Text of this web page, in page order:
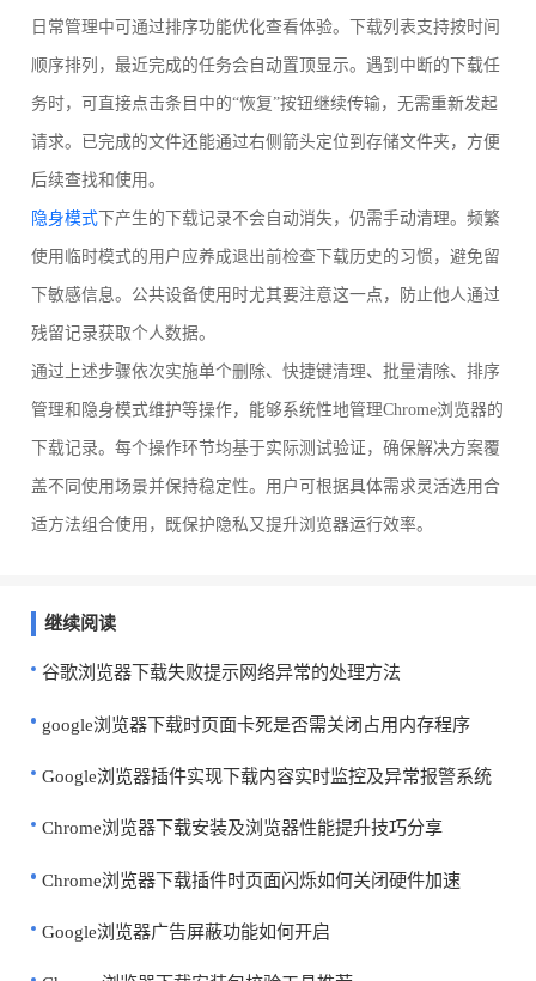
日常管理中可通过排序功能优化查看体验。下载列表支持按时间
顺序排列，最近完成的任务会自动置顶显示。遇到中断的下载任
务时，可直接点击条目中的“恢复”按钮继续传输，无需重新发起
请求。已完成的文件还能通过右侧箭头定位到存储文件夹，方便
后续查找和使用。
隐身模式下产生的下载记录不会自动消失，仍需手动清理。频繁
使用临时模式的用户应养成退出前检查下载历史的习惯，避免留
下敏感信息。公共设备使用时尤其要注意这一点，防止他人通过
残留记录获取个人数据。
通过上述步骤依次实施单个删除、快捷键清理、批量清除、排序
管理和隐身模式维护等操作，能够系统性地管理Chrome浏览器的
下载记录。每个操作环节均基于实际测试验证，确保解决方案覆
盖不同使用场景并保持稳定性。用户可根据具体需求灵活选用合
适方法组合使用，既保护隐私又提升浏览器运行效率。
继续阅读
谷歌浏览器下载失败提示网络异常的处理方法
google浏览器下载时页面卡死是否需关闭占用内存程序
Google浏览器插件实现下载内容实时监控及异常报警系统
Chrome浏览器下载安装及浏览器性能提升技巧分享
Chrome浏览器下载插件时页面闪烁如何关闭硬件加速
Google浏览器广告屏蔽功能如何开启